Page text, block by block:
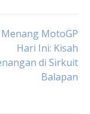
MotoGP
Hari Ini: Kisah
di Sirkuit
Balapan